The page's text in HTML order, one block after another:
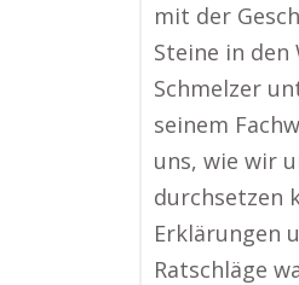
mit der
Steine in den
Schmelzer
seinem
uns, wie wir
durchsetzen
Erklärungen
Ratschläge